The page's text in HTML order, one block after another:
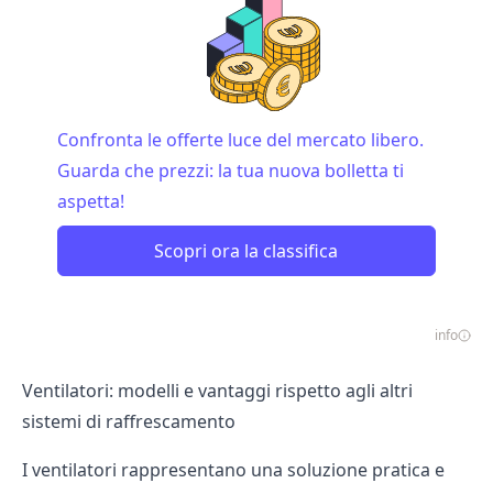
Confronta le offerte luce del mercato libero.
Guarda che prezzi: la tua nuova bolletta ti
aspetta!
Scopri ora la classifica
info
Ventilatori: modelli e vantaggi rispetto agli altri
sistemi di raffrescamento
I ventilatori rappresentano una soluzione pratica e